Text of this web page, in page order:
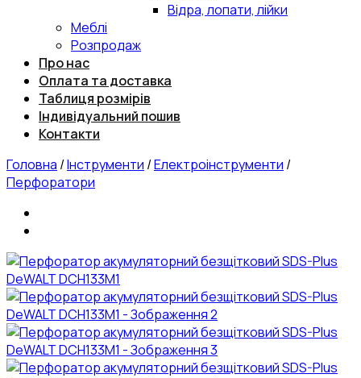
Відра, лопати, лійки
Меблі
Розпродаж
Про нас
Оплата та доставка
Таблиця розмірів
Індивідуальний пошив
Контакти
Головна /Інструменти /Електроінструменти /
Перфоратори